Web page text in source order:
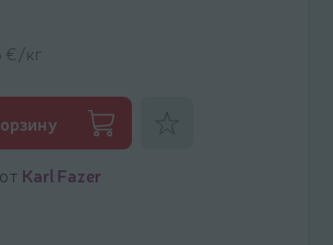
€/кг
Karl Fazer